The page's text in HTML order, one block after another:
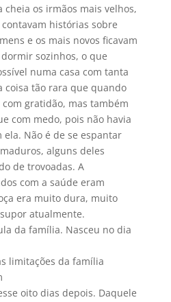
cheia os irmãos mais velhos,
histórias sobre
e os mais novos ficavam
sozinhos, o que
numa casa com tanta
coisa tão rara que quando
gratidão, mas também
com medo, pois não havia
Não é de se espantar
alguns deles
de trovoadas. A
com a saúde eram
era muito dura, muito
atualmente.
da família. Nasceu no dia
limitações da família
oito dias depois. Daquele